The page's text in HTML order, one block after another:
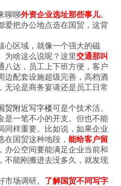
聊聊外资企业选址那些事儿。
爱把办公地点选在国贸，这背
心区域，就像一个强大的磁
为啥这么说呢？这里交通那叫
八达，员工上下班方便，客户
边配套设施超级完善，高档酒
无论是商务宴请还是员工日常
贸附近写字楼可是个技术活。
是一笔不小的开支。但也不能
同样重要。比如说，如果企业
在国贸这种地段，能给客户留
办公空间要能满足企业当前和
不能刚搬进去没多久，就发现
市场调研。 了解国贸不同写字